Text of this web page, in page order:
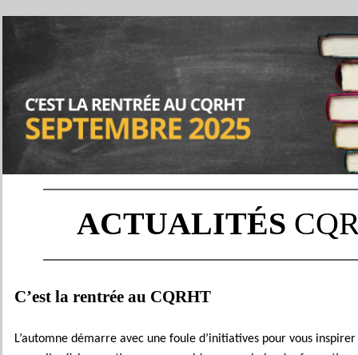
ACTUALITÉS
C’est la rentrée au CQRHT
L’automne démarre avec une foule d’initiatives pour vous